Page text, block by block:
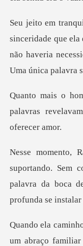
que ela
não haveria
palavras
em
palavra da boca
um abraço